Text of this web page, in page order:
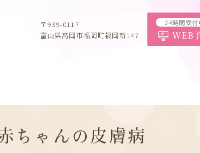
〒939-0117
富山県高岡市福岡町福岡新147
24時間受付
WEB
ちゃんの皮膚病